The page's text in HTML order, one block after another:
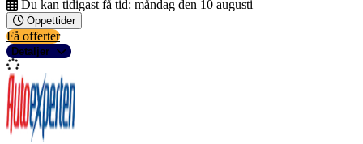
Du kan tidigast få tid: måndag den 10 augusti
Öppettider
Få offerter
Detaljer